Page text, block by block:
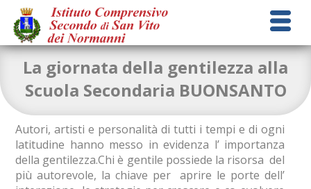
La giornata della gentilezza alla
Scuola Secondaria BUONSANTO
Autori, artisti e personalità di tutti i tempi e di ogni
latitudine hanno messo in evidenza l’ importanza
della gentilezza.Chi è gentile possiede la risorsa del
più autorevole, la chiave per aprire le porte dell’